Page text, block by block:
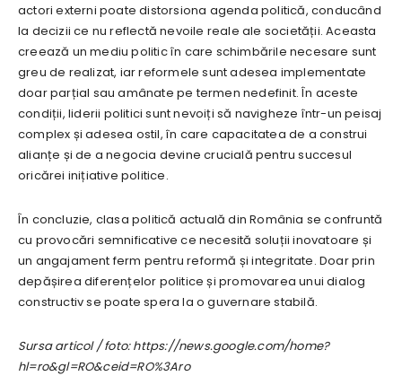
actori externi poate distorsiona agenda politică, conducând
la decizii ce nu reflectă nevoile reale ale societății. Aceasta
creează un mediu politic în care schimbările necesare sunt
greu de realizat, iar reformele sunt adesea implementate
doar parțial sau amânate pe termen nedefinit. În aceste
condiții, liderii politici sunt nevoiți să navigheze într-un peisaj
complex și adesea ostil, în care capacitatea de a construi
alianțe și de a negocia devine crucială pentru succesul
oricărei inițiative politice.
În concluzie, clasa politică actuală din România se confruntă
cu provocări semnificative ce necesită soluții inovatoare și
un angajament ferm pentru reformă și integritate. Doar prin
depășirea diferențelor politice și promovarea unui dialog
constructiv se poate spera la o guvernare stabilă.
Sursa articol / foto: https://news.google.com/home?
hl=ro&gl=RO&ceid=RO%3Aro